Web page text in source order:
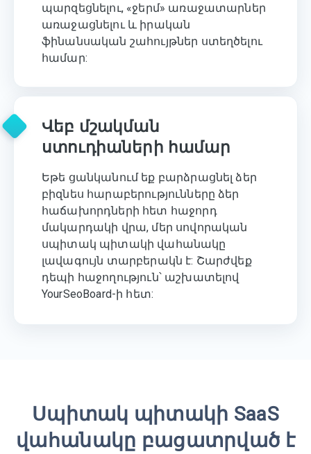
պարզեցնելու, «ջերմ» առաջատարներ
առաջացնելու և իրական
ֆինանսական շահույթներ ստեղծելու
համար:
Վեբ մշակման
ստուդիաների համար
Եթե ​​ցանկանում եք բարձրացնել ձեր
բիզնես հարաբերությունները ձեր
հաճախորդների հետ հաջորդ
մակարդակի վրա, մեր սովորական
սպիտակ պիտակի վահանակը
լավագույն տարբերակն է: Շարժվեք
դեպի հաջողություն՝ աշխատելով
YourSeoBoard-ի հետ:
Սպիտակ պիտակի SaaS
վահանակը բացատրված է